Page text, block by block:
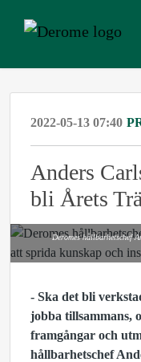
2022-05-13 07:40
Anders
bli Årets
Deromes hållbarhetschef
- Ska det bli
jobba tillsammans,
framgångar och
hållbarhetschef